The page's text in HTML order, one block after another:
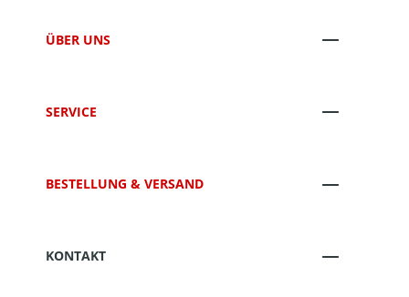
ÜBER UNS
SERVICE
BESTELLUNG & VERSAND
KONTAKT